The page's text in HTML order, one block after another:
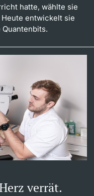
hatte, wählte sie
entwickelt sie
verrät.